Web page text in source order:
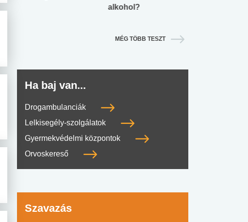
alkohol?
MÉG TÖBB TESZT
Ha baj van...
Drogambulanciák
Lelkisegély-szolgálatok
Gyermekvédelmi központok
Orvoskereső
Szavazás